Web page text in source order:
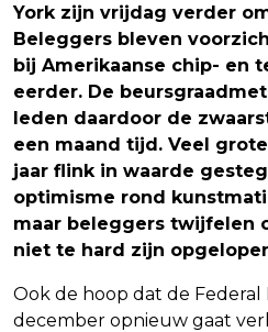
York zijn vrijdag verder
Beleggers bleven
bij Amerikaanse chip- en
eerder. De
leden daardoor de
een maand tijd. Veel
jaar flink in waarde
optimisme rond
maar beleggers twijfelen
niet te hard zijn
Ook de hoop dat de Federal
december opnieuw gaat